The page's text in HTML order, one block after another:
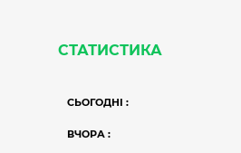
СТАТИСТИКА
СЬОГОДНІ :
ВЧОРА :